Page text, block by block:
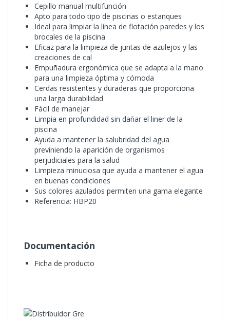
Cepillo manual multifunción
Apto para todo tipo de piscinas o estanques
Ideal para limpiar la línea de flotación paredes y los
brocales de la piscina
Eficaz para la limpieza de juntas de azulejos y las
creaciones de cal
Empuñadura ergonómica que se adapta a la mano
para una limpieza óptima y cómoda
Cerdas resistentes y duraderas que proporciona
una larga durabilidad
Fácil de manejar
Limpia en profundidad sin dañar el liner de la
piscina
Ayuda a mantener la salubridad del agua
previniendo la aparición de organismos
perjudiciales para la salud
Limpieza minuciosa que ayuda a mantener el agua
en buenas condiciones
Sus colores azulados permiten una gama elegante
Referencia: HBP20
Documentación
Ficha de producto